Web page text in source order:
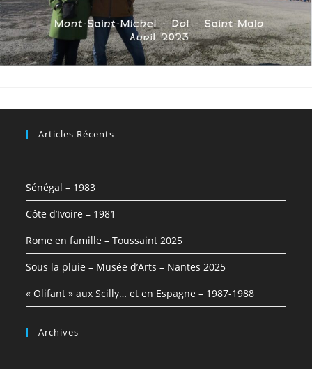
Articles Récents
Sénégal – 1983
Côte d’Ivoire – 1981
Rome en famille – Toussaint 2025
Sous la pluie – Musée d’Arts – Nantes 2025
« Olifant » aux Scilly… et en Espagne – 1987-1988
Archives